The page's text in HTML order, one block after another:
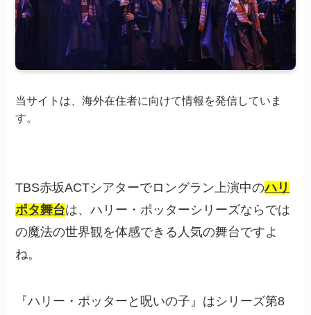
当サイトは、海外在住者に向けて情報を発信していま
す。
TBS赤坂ACTシアターでロングラン上演中のハリ
ポタ舞台は、ハリー・ポッターシリーズならでは
の魔法の世界観を体感できる人気の舞台ですよ
ね。
『ハリー・ポッターと呪いの子』はシリーズ第8